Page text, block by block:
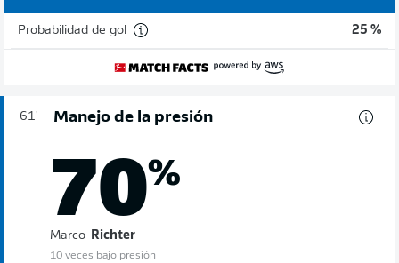
Probabilidad de gol 25 %
61' Manejo de la presión
70%
Marco Richter
10 veces bajo presión